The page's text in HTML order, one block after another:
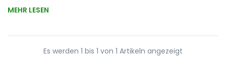
MEHR LESEN
Es werden 1 bis 1 von 1 Artikeln angezeigt